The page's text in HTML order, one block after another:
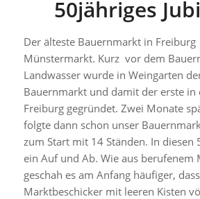
50jähriges
Der älteste Bauernmarkt in
Münstermarkt. Kurz vor dem
Landwasser wurde in Weingarten
Bauernmarkt und damit der erste in
Freiburg gegründet. Zwei Monate
folgte dann schon unser
zum Start mit 14 Ständen. In diesen
ein Auf und Ab. Wie aus berufenem
geschah es am Anfang häufiger,
Marktbeschicker mit leeren Kisten